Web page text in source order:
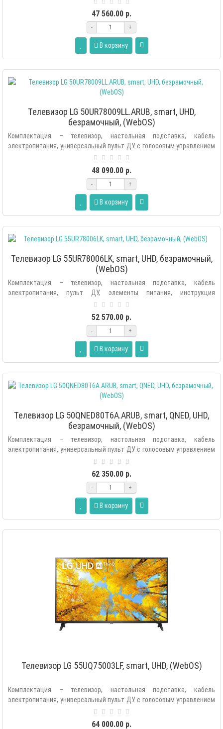
47 560.00 р.
- +
В корзину
Телевизор LG 50UR78009LL.ARUB, smart, UHD,
безрамочный, (WebOS)
Комплектация – телевизор, настольная подставка, кабель
электропитания, универсальный пульт ДУ с голосовым управлением
48 090.00 р.
- +
В корзину
Телевизор LG 55UR78006LK, smart, UHD, безрамочный,
(WebOS)
Комплектация – телевизор, настольная подставка, кабель
электропитания, пульт ДУ, элементы питания, инструкция
пользователя, гарантийный та..
52 570.00 р.
- +
В корзину
Телевизор LG 50QNED80T6A.ARUB, smart, QNED, UHD,
безрамочный, (WebOS)
Комплектация – телевизор, настольная подставка, кабель
электропитания, универсальный пульт ДУ с голосовым управлением
62 350.00 р.
- +
В корзину
Телевизор LG 55UQ75003LF, smart, UHD, (WebOS)
Комплектация – телевизор, настольная подставка, кабель
электропитания, универсальный пульт ДУ с голосовым управлением
64 000.00 р.